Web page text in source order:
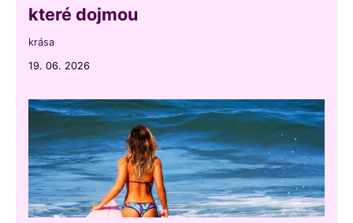
které dojmou
krása
19. 06. 2026